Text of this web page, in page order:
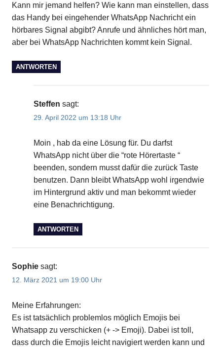
Kann mir jemand helfen? Wie kann man einstellen, dass
das Handy bei eingehender WhatsApp Nachricht ein
hörbares Signal abgibt? Anrufe und ähnliches hört man,
aber bei WhatsApp Nachrichten kommt kein Signal.
ANTWORTEN
Steffen sagt:
29. April 2022 um 13:18 Uhr
Moin , hab da eine Lösung für. Du darfst
WhatsApp nicht über die “rote Hörertaste “
beenden, sondern musst dafür die zurück Taste
benutzen. Dann bleibt WhatsApp wohl irgendwie
im Hintergrund aktiv und man bekommt wieder
eine Benachrichtigung.
ANTWORTEN
Sophie sagt:
12. März 2021 um 19:00 Uhr
Meine Erfahrungen:
Es ist tatsächlich problemlos möglich Emojis bei
Whatsapp zu verschicken (+ -> Emoji). Dabei ist toll,
dass durch die Emojis leicht navigiert werden kann und